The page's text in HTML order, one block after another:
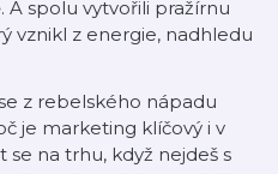
A spolu vytvořili pražírnu
vznikl z energie, nadhledu
z rebelského nápadu
je marketing klíčový i v
se na trhu, když nejdeš s